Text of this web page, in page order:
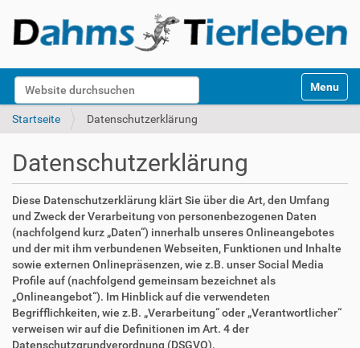
Website durchsuchen
k
Toggle
Startseite Datenschutzerklärung
Datenschutzerklärung
Diese Datenschutzerklärung klärt Sie über die Art, den Umfang
und Zweck der Verarbeitung von personenbezogenen Daten
(nachfolgend kurz „Daten“) innerhalb unseres Onlineangebotes
und der mit ihm verbundenen Webseiten, Funktionen und Inhalte
sowie externen Onlinepräsenzen, wie z.B. unser Social Media
Profile auf (nachfolgend gemeinsam bezeichnet als
„Onlineangebot“). Im Hinblick auf die verwendeten
Begrifflichkeiten, wie z.B. „Verarbeitung“ oder „Verantwortlicher“
verweisen wir auf die Definitionen im Art. 4 der
Datenschutzgrundverordnung (DSGVO).